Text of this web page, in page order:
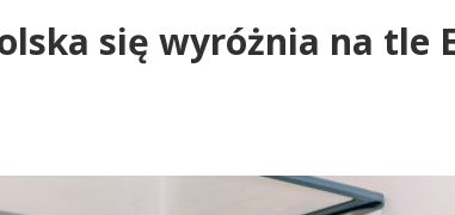
się wyróżnia na tle